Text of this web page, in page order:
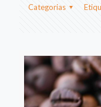
Categorias